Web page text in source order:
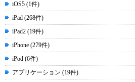
iOS5 (1件)
iPad (268件)
iPad2 (19件)
iPhone (279件)
iPod (6件)
アプリケーション (19件)